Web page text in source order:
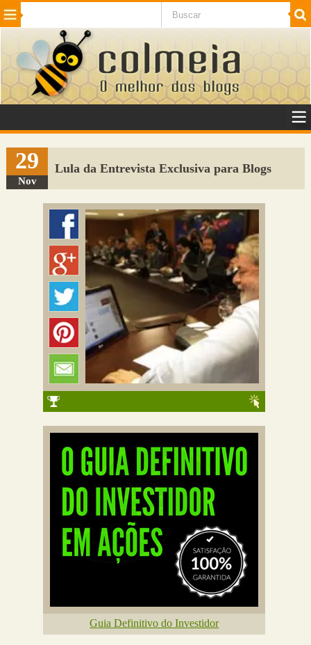
Beleza Cinema e TV
Internet Jogos NotÃ­cias SaÃºde
VeÃ­culos Adulto
Sugerir Link
Adicionar Blog
Colmeia Exchange
29
Nov
Lula da Entrevista Exclusiva para Blogs
Guia Definitivo do Investidor